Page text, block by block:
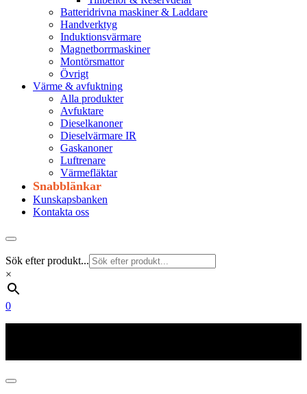
Batteridrivna maskiner & Laddare
Handverktyg
Induktionsvärmare
Magnetborrmaskiner
Montörsmattor
Övrigt
Värme & avfuktning
Alla produkter
Avfuktare
Dieselkanoner
Dieselvärmare IR
Gaskanoner
Luftrenare
Värmefläktar
Snabblänkar
Kunskapsbanken
Kontakta oss
Sök efter produkt...
×
0